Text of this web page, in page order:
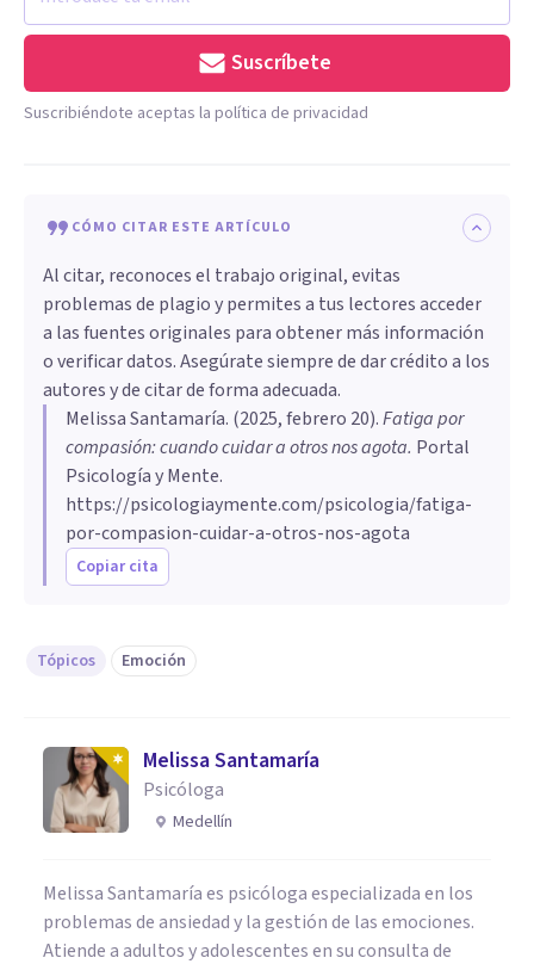
Suscríbete
Suscribiéndote aceptas la política de privacidad
CÓMO CITAR ESTE ARTÍCULO
Al citar, reconoces el trabajo original, evitas
problemas de plagio y permites a tus lectores acceder
a las fuentes originales para obtener más información
o verificar datos. Asegúrate siempre de dar crédito a los
autores y de citar de forma adecuada.
Melissa Santamaría. (2025, febrero 20).Fatiga por
compasión: cuando cuidar a otros nos agota. Portal
Psicología y Mente.
https://psicologiaymente.com/psicologia/fatiga-
por-compasion-cuidar-a-otros-nos-agota
Copiar cita
Tópicos Emoción
Melissa Santamaría
Psicóloga
Medellín
Melissa Santamaría es psicóloga especializada en los
problemas de ansiedad y la gestión de las emociones.
Atiende a adultos y adolescentes en su consulta de